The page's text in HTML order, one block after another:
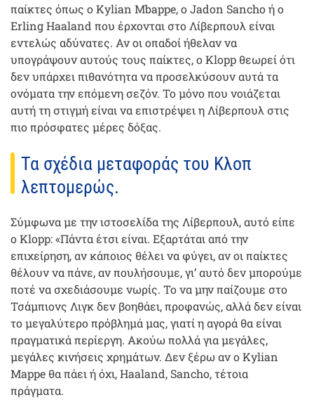
παίκτες όπως ο Kylian Mbappe, ο Jadon Sancho ή ο
Erling Haaland που έρχονται στο Λίβερπουλ είναι
εντελώς αδύνατες. Αν οι οπαδοί ήθελαν να
υπογράψουν αυτούς τους παίκτες, ο Klopp θεωρεί ότι
δεν υπάρχει πιθανότητα να προσελκύσουν αυτά τα
ονόματα την επόμενη σεζόν. Το μόνο που νοιάζεται
αυτή τη στιγμή είναι να επιστρέψει η Λίβερπουλ στις
πιο πρόσφατες μέρες δόξας.
Τα σχέδια μεταφοράς του Κλοπ
λεπτομερώς.
Σύμφωνα με την ιστοσελίδα της Λίβερπουλ, αυτό είπε
ο Klopp: «Πάντα έτσι είναι. Εξαρτάται από την
επιχείρηση, αν κάποιος θέλει να φύγει, αν οι παίκτες
θέλουν να πάνε, αν πουλήσουμε, γι’ αυτό δεν μπορούμε
ποτέ να σχεδιάσουμε νωρίς. Το να μην παίζουμε στο
Τσάμπιονς Λιγκ δεν βοηθάει, προφανώς, αλλά δεν είναι
το μεγαλύτερο πρόβλημά μας, γιατί η αγορά θα είναι
πραγματικά περίεργη. Ακούω πολλά για μεγάλες,
μεγάλες κινήσεις χρημάτων. Δεν ξέρω αν ο Kylian
Mappe θα πάει ή όχι, Haaland, Sancho, τέτοια
πράγματα.